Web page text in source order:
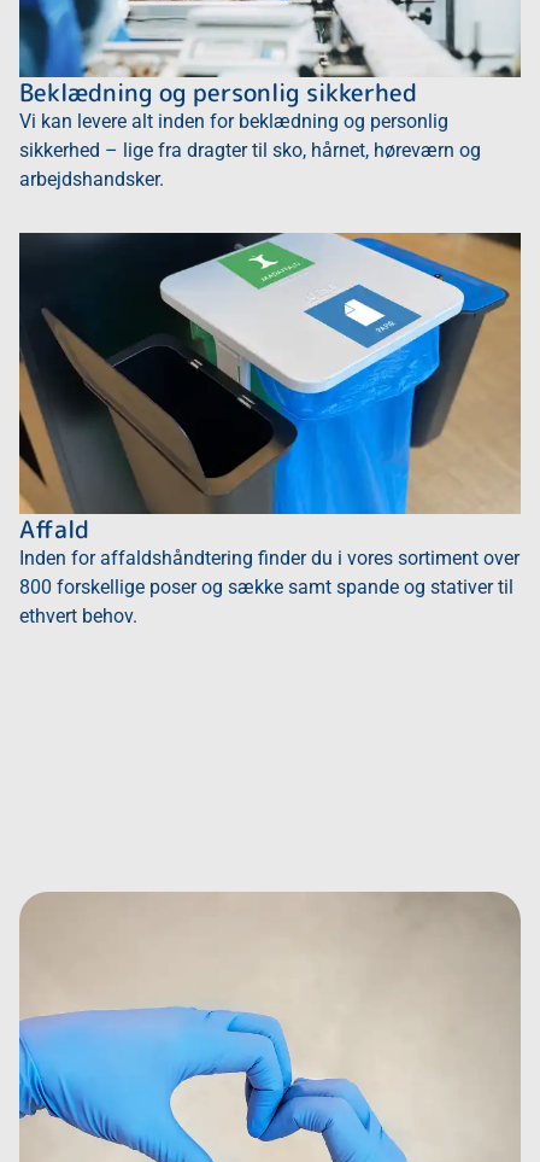
Beklædning og personlig sikkerhed
Vi kan levere alt inden for beklædning og personlig
sikkerhed – lige fra dragter til sko, hårnet, høreværn og
arbejdshandsker.
Affald
Inden for affaldshåndtering finder du i vores sortiment over
800 forskellige poser og sække samt spande og stativer til
ethvert behov.